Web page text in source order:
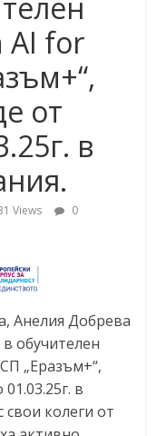
AI for
от
в
Views
0
Анелия Добрева
обучителен
„Еразъм+“,
в
свои колеги от